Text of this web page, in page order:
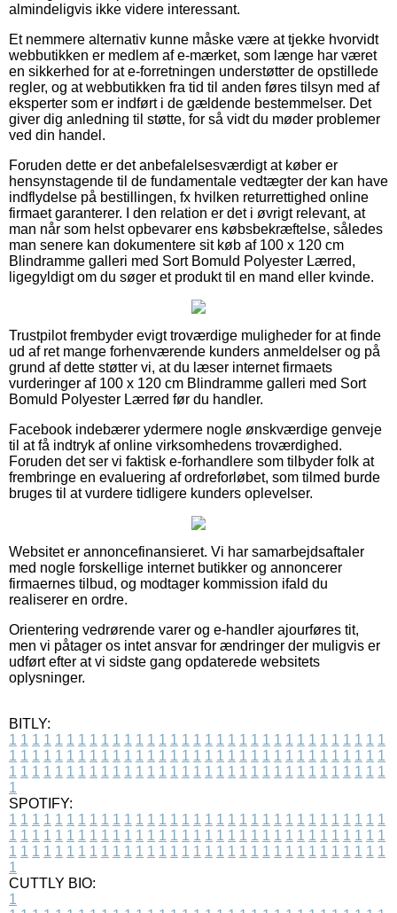
almindeligvis ikke videre interessant.
Et nemmere alternativ kunne måske være at tjekke hvorvidt
webbutikken er medlem af e-mærket, som længe har været
en sikkerhed for at e-forretningen understøtter de opstillede
regler, og at webbutikken fra tid til anden føres tilsyn med af
eksperter som er indført i de gældende bestemmelser. Det
giver dig anledning til støtte, for så vidt du møder problemer
ved din handel.
Foruden dette er det anbefalelsesværdigt at køber er
hensynstagende til de fundamentale vedtægter der kan have
indflydelse på bestillingen, fx hvilken returrettighed online
firmaet garanterer. I den relation er det i øvrigt relevant, at
man når som helst opbevarer ens købsbekræftelse, således
man senere kan dokumentere sit køb af 100 x 120 cm
Blindramme galleri med Sort Bomuld Polyester Lærred,
ligegyldigt om du søger et produkt til en mand eller kvinde.
Trustpilot frembyder evigt troværdige muligheder for at finde
ud af ret mange forhenværende kunders anmeldelser og på
grund af dette støtter vi, at du læser internet firmaets
vurderinger af 100 x 120 cm Blindramme galleri med Sort
Bomuld Polyester Lærred før du handler.
Facebook indebærer ydermere nogle ønskværdige genveje
til at få indtryk af online virksomhedens troværdighed.
Foruden det ser vi faktisk e-forhandlere som tilbyder folk at
frembringe en evaluering af ordreforløbet, som tilmed burde
bruges til at vurdere tidligere kunders oplevelser.
Websitet er annoncefinansieret. Vi har samarbejdsaftaler
med nogle forskellige internet butikker og annoncerer
firmaernes tilbud, og modtager kommission ifald du
realiserer en ordre.
Orientering vedrørende varer og e-handler ajourføres tit,
men vi påtager os intet ansvar for ændringer der muligvis er
udført efter at vi sidste gang opdaterede websitets
oplysninger.
BITLY:
1 1 1 1 1 1 1 1 1 1 1 1 1 1 1 1 1 1 1 1 1 1 1 1 1 1 1 1 1 1 1 1 1
1 1 1 1 1 1 1 1 1 1 1 1 1 1 1 1 1 1 1 1 1 1 1 1 1 1 1 1 1 1 1 1 1
1 1 1 1 1 1 1 1 1 1 1 1 1 1 1 1 1 1 1 1 1 1 1 1 1 1 1 1 1 1 1 1 1
1
SPOTIFY:
1 1 1 1 1 1 1 1 1 1 1 1 1 1 1 1 1 1 1 1 1 1 1 1 1 1 1 1 1 1 1 1 1
1 1 1 1 1 1 1 1 1 1 1 1 1 1 1 1 1 1 1 1 1 1 1 1 1 1 1 1 1 1 1 1 1
1 1 1 1 1 1 1 1 1 1 1 1 1 1 1 1 1 1 1 1 1 1 1 1 1 1 1 1 1 1 1 1 1
1
CUTTLY BIO:
1